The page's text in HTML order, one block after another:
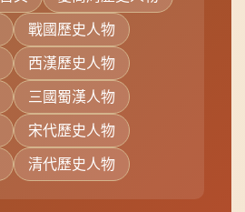
西漢歷史人物
三國蜀漢人物
宋代歷史人物
清代歷史人物